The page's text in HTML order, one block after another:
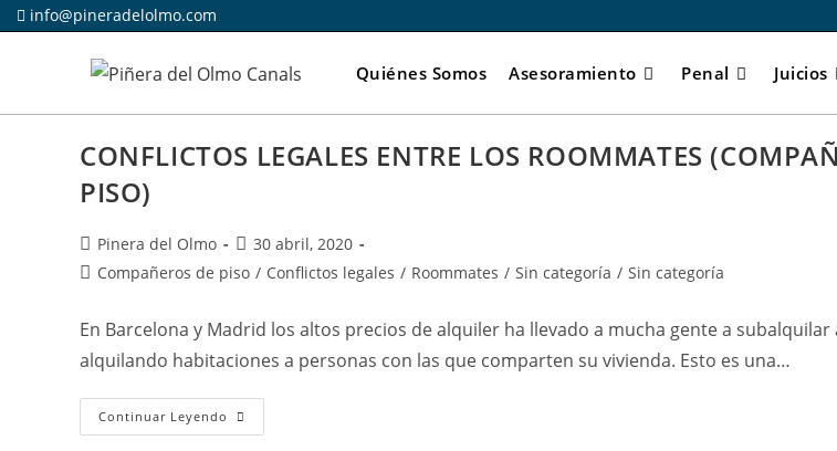
info@pineradelolmo.com
Quiénes Somos Asesoramiento Penal Juicios
CONFLICTOS LEGALES ENTRE LOS ROOMMATES
PISO)
Autor
de
Pinera del Olmo
Publicación
de
30 abril, 2020
Categoría
la
entrada:
Compañeros de piso / Conflictos legales / Roommates / Sin categoría / Sin categoría
En Barcelona y Madrid los altos precios de alquiler ha llevado a mucha gente a
alquilando habitaciones a personas con las que comparten su vivienda. Esto es una…
Continuar Leyendo CONFLICTOS
LEGALES